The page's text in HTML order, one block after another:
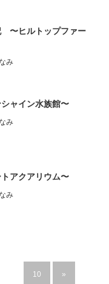
〜ヒルトップファー
み
ャイン水族館〜
み
アクアリウム〜
み
10 »